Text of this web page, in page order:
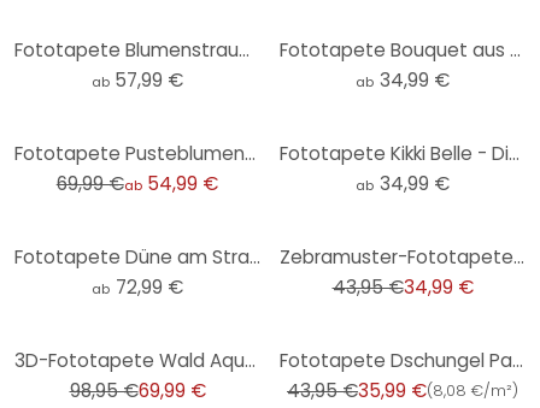
Fototapete Blumenstrauß mit Pfingstrosen - UN Designs
ab 57,99 €
Fototapete Bouquet aus Trockenblumen - Blumentapete Rund - Treechild - Selbstklebend/Vlies
ab 34,99 €
Fototapete Pusteblumen-Traum im Frühling - Paksoylu
69,99 €ab 54,99 €
Fototapete Kikki Belle - Dinowelt - Rund - Selbstklebend/Vlies
ab 34,99 €
Fototapete Düne am Strand bei Sonnenuntergang
ab 72,99 €
Zebramuster-Fototapete Beige Schwarz - Vliestapete Animal Print - Wandtapete exotisch
43,95 €34,99 €
3D-Fototapete Wald Aquarell Dunkelgrün - Vliestapete mit Bergmotiv für Wohnzimmer
98,95 €69,99 €
Fototapete Dschungel Palmen Grün Blau mit Papagei Vliestapete Wohnzimmer
43,95 €35,99 €(8,08 €/m²)